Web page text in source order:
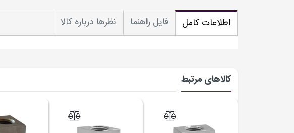
اطلاعات کامل فایل راهنما نظرها درباره کالا
کالاهای مرتبط